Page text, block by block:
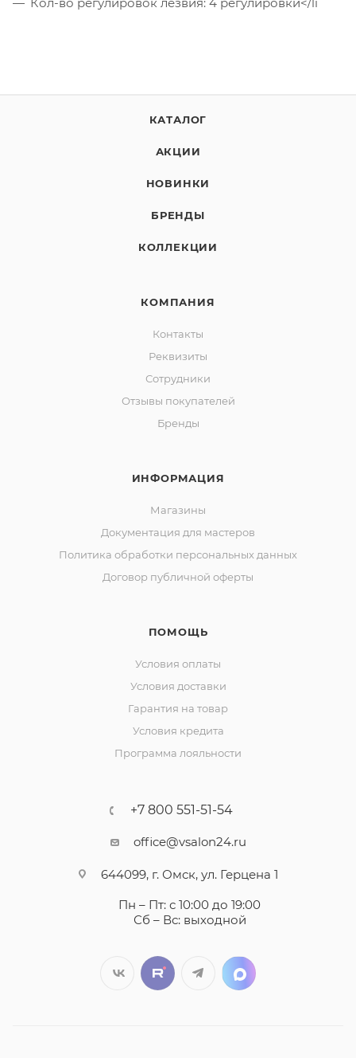
КАТАЛОГ
АКЦИИ
НОВИНКИ
БРЕНДЫ
КОЛЛЕКЦИИ
КОМПАНИЯ
Контакты
Реквизиты
Сотрудники
Отзывы покупателей
Бренды
ИНФОРМАЦИЯ
Магазины
Документация для мастеров
Политика обработки персональных данных
Договор публичной оферты
ПОМОЩЬ
Условия оплаты
Условия доставки
Гарантия на товар
Условия кредита
Программа лояльности
+7 800 551-51-54
office@vsalon24.ru
644099, г. Омск, ул. Герцена 1
Пн – Пт: с 10:00 до 19:00
Сб – Вс: выходной